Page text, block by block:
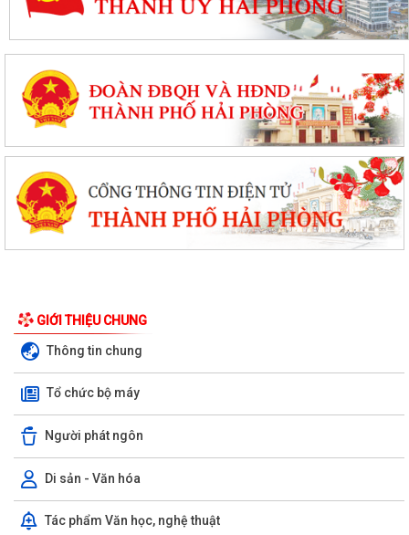
GIỚI THIỆU CHUNG
Thông tin chung
Tổ chức bộ máy
Người phát ngôn
Di sản - Văn hóa
Tác phẩm Văn học, nghệ thuật
LIỆT SĨ